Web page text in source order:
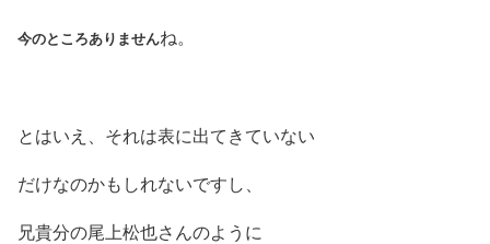
今のところありませんね。
とはいえ、それは表に出てきていない
だけなのかもしれないですし、
兄貴分の尾上松也さんのように